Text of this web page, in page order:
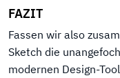
FAZIT
Fassen wir also
Sketch die
modernen Design-